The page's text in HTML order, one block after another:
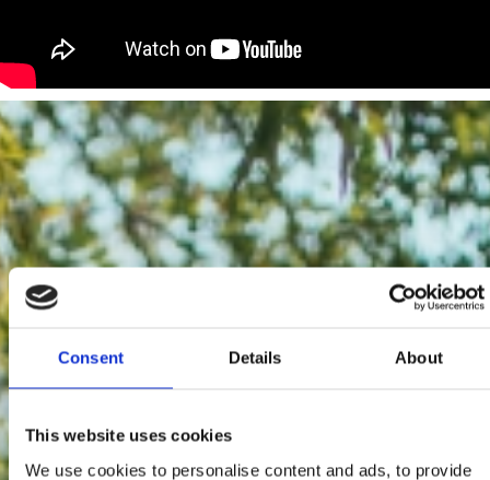
Consent Details About
This website uses cookies
We use cookies to personalise content and ads, to provide